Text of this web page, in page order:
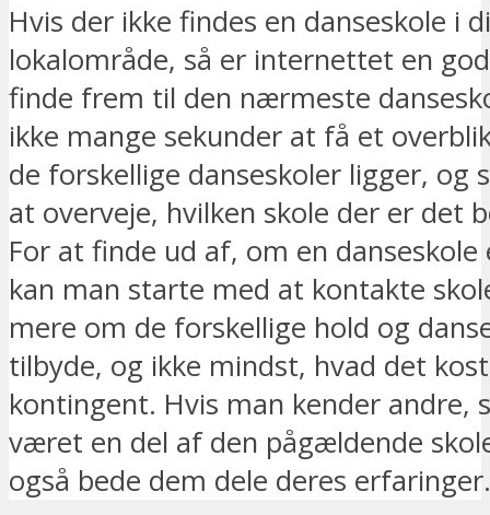
Hvis der ikke findes en danseskole i
lokalområde, så er internettet en
finde frem til den nærmeste
ikke mange sekunder at få et
de forskellige danseskoler ligger, og
at overveje, hvilken skole der er det
For at finde ud af, om en
kan man starte med at kontakte
mere om de forskellige hold og
tilbyde, og ikke mindst, hvad det
kontingent. Hvis man kender andre,
været en del af den pågældende
også bede dem dele deres erfaringer.